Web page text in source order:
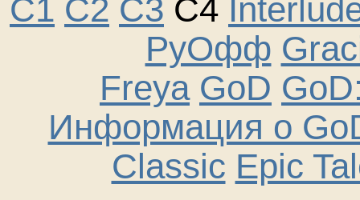
C1 C2 C3 C4
РуОфф
Freya GoD
Информация о
Classic Epic